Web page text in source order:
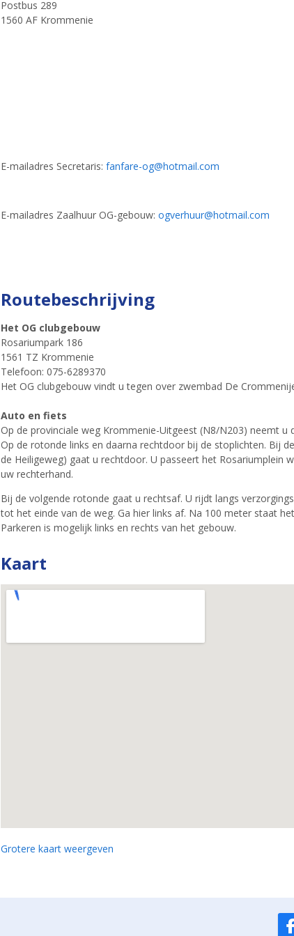
Postbus 289
1560 AF Krommenie
E-mailadres Secretaris: fanfare-og@hotmail.com
E-mailadres Zaalhuur OG-gebouw: ogverhuur@hotmail.com
Routebeschrijving
Het OG clubgebouw
Rosariumpark 186
1561 TZ Krommenie
Telefoon: 075-6289370
Het OG clubgebouw vindt u tegen over zwembad De
Auto en fiets
Op de provinciale weg Krommenie-Uitgeest (N8/N203) neemt u
Op de rotonde links en daarna rechtdoor bij de stoplichten. Bij
de Heiligeweg) gaat u rechtdoor. U passeert het Rosariumplein
uw rechterhand.
Bij de volgende rotonde gaat u rechtsaf. U rijdt langs
tot het einde van de weg. Ga hier links af. Na 100 meter staat
Parkeren is mogelijk links en rechts van het gebouw.
Kaart
Grotere kaart weergeven